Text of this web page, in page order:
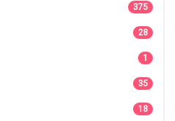
375
28
1
35
18